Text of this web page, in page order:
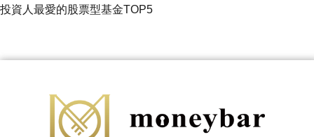
投資人最愛的股票型基金TOP5